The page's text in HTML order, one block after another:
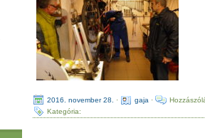
2016. november 28. · gaja ·
Kategória: